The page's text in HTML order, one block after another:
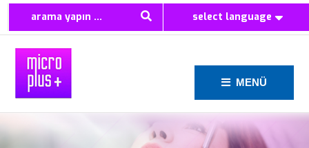
select language
MENÜ